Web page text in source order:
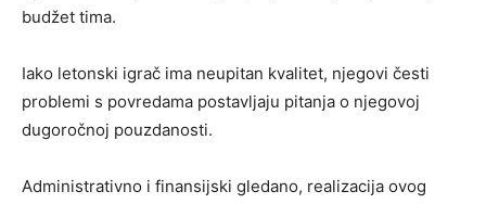
budžet tima.
Iako letonski igrač ima neupitan kvalitet, njegovi česti
problemi s povredama postavljaju pitanja o njegovoj
dugoročnoj pouzdanosti.
Administrativno i finansijski gledano, realizacija ovog